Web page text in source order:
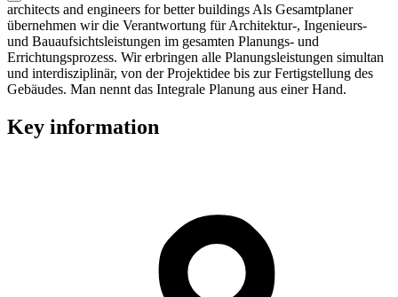
architects and engineers for better buildings Als Gesamtplaner
übernehmen wir die Verantwortung für Architektur-, Ingenieurs-
und Bauaufsichtsleistungen im gesamten Planungs- und
Errichtungsprozess. Wir erbringen alle Planungsleistungen simultan
und interdisziplinär, von der Projektidee bis zur Fertigstellung des
Gebäudes. Man nennt das Integrale Planung aus einer Hand.
Key information